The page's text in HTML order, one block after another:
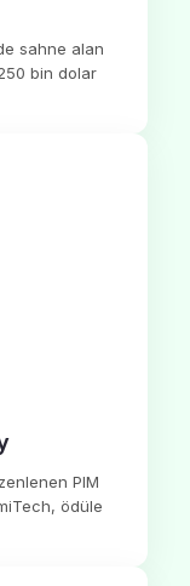
sahne alan
bin dolar
PIM
ödüle